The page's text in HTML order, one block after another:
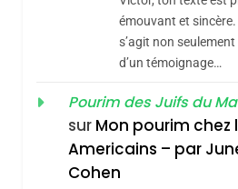
Maroc :
De
De Tadla
Du Terroir
DAFINA MAROC
Oeil
émouvant et sincère.
s’agit non
d’un témoignage…
Pourim des Juifs du
sur Mon pourim chez
Americains – par
Cohen
Zrihen-